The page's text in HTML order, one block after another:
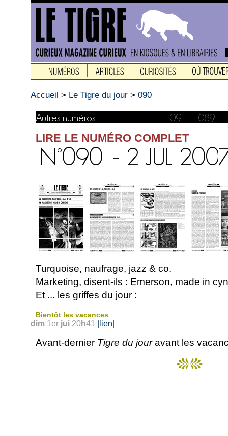
Accueil > Le Tigre du jour > 090
LIRE LE NUMÉRO COMPLET
Turquoise, naufrage, jazz & co.
Marketing, disent-ils : Emerson, made in
Et ... les griffes du jour :
Bientôt les vacances
dim 1er jui 20h41 |lien|
Avant-dernier Tigre du jouravant les